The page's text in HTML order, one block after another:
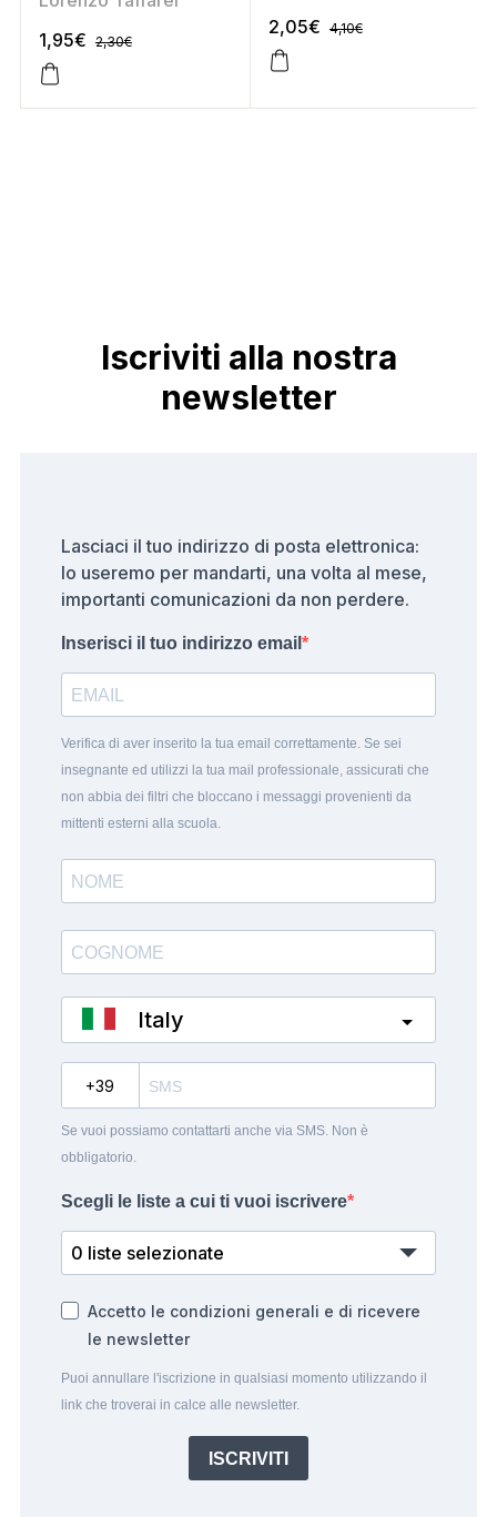
1,95€ 2,30€
2,05€ 4,10€
Iscriviti alla nostra
newsletter
Lasciaci il tuo indirizzo di posta elettronica:
lo useremo per mandarti, una volta al mese,
importanti comunicazioni da non perdere.
Inserisci il tuo indirizzo email
Verifica di aver inserito la tua email correttamente. Se sei
insegnante ed utilizzi la tua mail professionale, assicurati che
non abbia dei filtri che bloccano i messaggi provenienti da
mittenti esterni alla scuola.
Italy
Se vuoi possiamo contattarti anche via SMS. Non è
obbligatorio.
Scegli le liste a cui ti vuoi iscrivere
0 liste selezionate
Accetto le condizioni generali e di ricevere
le newsletter
Puoi annullare l'iscrizione in qualsiasi momento utilizzando il
link che troverai in calce alle newsletter.
ISCRIVITI